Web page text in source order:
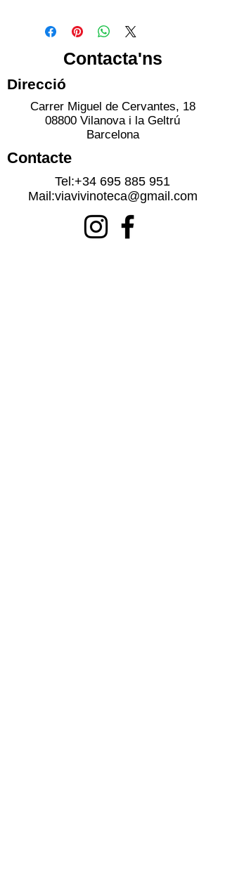
Contacta'ns
Direcció
Carrer Miguel de Cervantes, 18
08800 Vilanova i la Geltrú
Barcelona
Contacte
Tel:+34 695 885 951
Mail:viavivinoteca@gmail.com